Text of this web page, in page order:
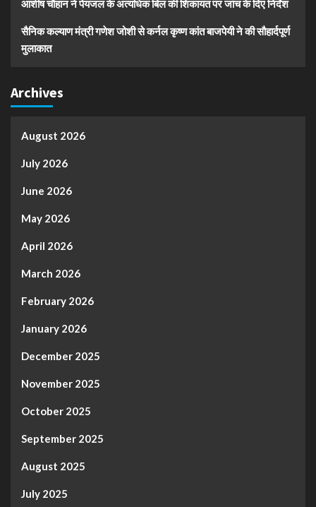
आशीष चौहान ने पेयजल के अत्यधिक बिल की शिकायत पर जांच के दिए निर्देश
सैनिक कल्याण मंत्री गणेश जोशी से कर्नल कृष्ण कांत बाजपेयी ने की सौहार्दपूर्ण
मुलाकात
Archives
August 2026
July 2026
June 2026
May 2026
April 2026
March 2026
February 2026
January 2026
December 2025
November 2025
October 2025
September 2025
August 2025
July 2025